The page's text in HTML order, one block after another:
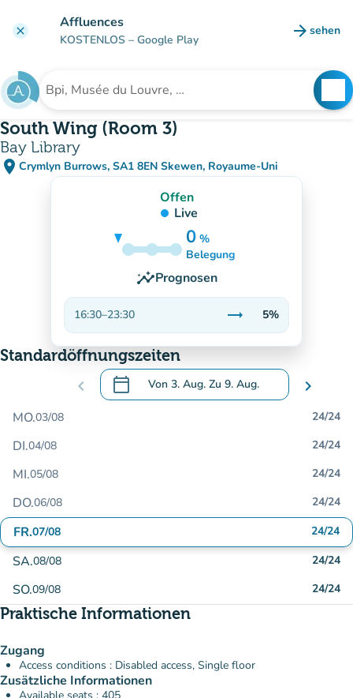
clear Affluences
KOSTENLOS – Google Play arrow_forward sehen
(new
Suche nach einer Einrichtung
South Wing (Room 3)
Bay Library
place Crymlyn Burrows, SA1 8EN Skewen, Royaume-Uni
(in Google Maps öffnen)
(new tab)
Offen
Live
0 %
5%
Belegung
insightsPrognosen
16:30–23:30 trending_flat
Stabil
5%
Standardöffnungszeiten
chevron_left calendar_today Von 3. Aug. Zu 9. Aug.
.Öffnen Sie den Kalender, um Daten zu
chevron_right
MO.03/08 24/24
DI.04/08 24/24
MI.05/08 24/24
DO.06/08 24/24
FR.07/08 24/24
SA.08/08 24/24
SO.09/08 24/24
Praktische Informationen
Zugang
Access conditions : Disabled access, Single floor
Zusätzliche Informationen